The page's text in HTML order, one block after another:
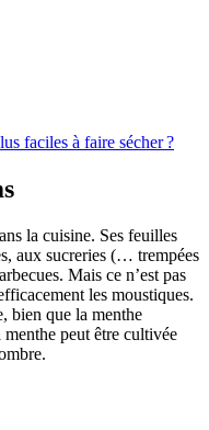
faciles à faire sécher ?
la cuisine. Ses feuilles
aux sucreries (… trempées
Mais ce n’est pas
les moustiques.
bien que la menthe
peut être cultivée